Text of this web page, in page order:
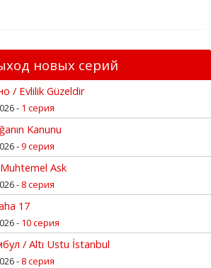
новых серий
/ Evlilik Güzeldir
- 1 серия
Kanunu
-9 серия
Ask
- 8 серия
17
- 10 серия
/ Altı Ustu İstanbul
- 8 серия